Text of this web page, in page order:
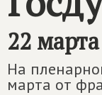
22
На
марта от